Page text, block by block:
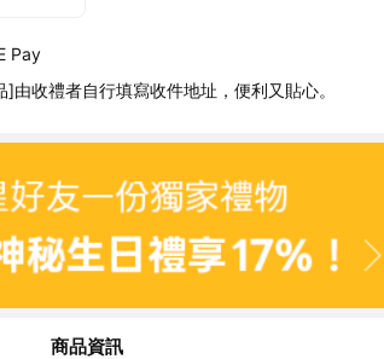
Pay
]由收禮者自行填寫收件地址，便利又貼心。
商品資訊